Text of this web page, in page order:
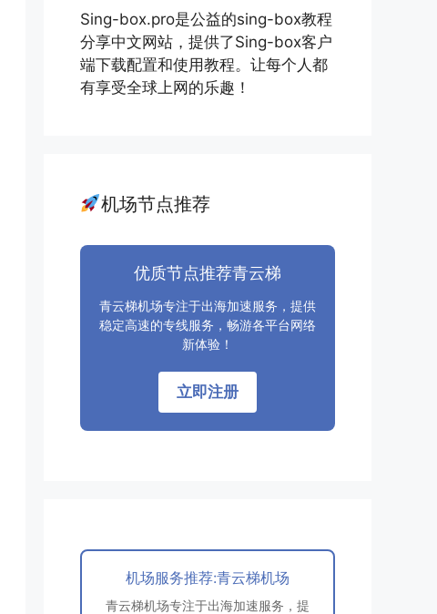
Sing-box.pro是公益的sing-box教程
分享中文网站，提供了Sing-box客户
端下载配置和使用教程。让每个人都
有享受全球上网的乐趣！
机场节点推荐
优质节点推荐青云梯
青云梯机场专注于出海加速服务，提供
稳定高速的专线服务，畅游各平台网络
新体验！
立即注册
机场服务推荐:青云梯机场
青云梯机场专注于出海加速服务，提